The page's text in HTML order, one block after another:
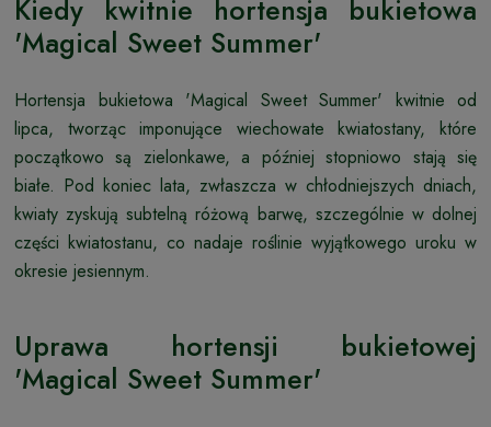
Kiedy kwitnie hortensja bukietowa
'Magical Sweet Summer'
Hortensja bukietowa 'Magical Sweet Summer' kwitnie od
lipca, tworząc imponujące wiechowate kwiatostany, które
początkowo są zielonkawe, a później stopniowo stają się
białe. Pod koniec lata, zwłaszcza w chłodniejszych dniach,
kwiaty zyskują subtelną różową barwę, szczególnie w dolnej
części kwiatostanu, co nadaje roślinie wyjątkowego uroku w
okresie jesiennym.
Uprawa hortensji bukietowej
'Magical Sweet Summer'